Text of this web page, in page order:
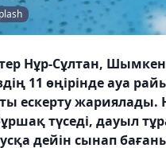
Нұр-Сұлтан,
11 өңірінде ауа
ескерту жариялады.
түседі, дауыл
дейін сынап